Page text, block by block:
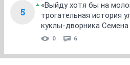
5
«Выйду хотя бы на
трогательная история
куклы-дворника
0 6